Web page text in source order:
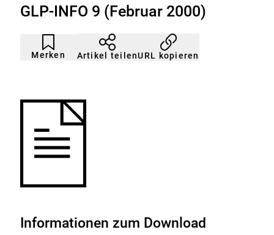
GLP-INFO 9 (Februar 2000)
Merken
Artikel
nicht
gemerkt
Durch
Klicken
der
Artikel teilenURL kopieren
Informationen zum Download